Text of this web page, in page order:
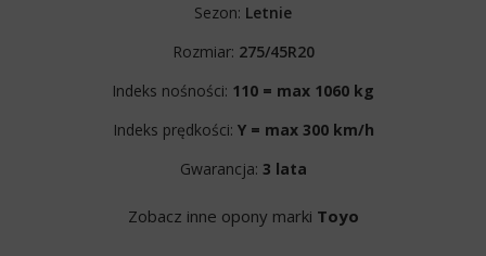
Sezon: Letnie
Rozmiar: 275/45R20
Indeks nośności: 110 = max 1060 kg
Indeks prędkości: Y = max 300 km/h
Gwarancja: 3 lata
Zobacz inne opony marki Toyo